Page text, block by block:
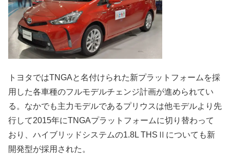
トヨタではTNGAと名付けられた新プラットフォームを採
用した各車種のフルモデルチェンジ計画が進められてい
る。なかでも主力モデルであるプリウスは他モデルより先
行して2015年にTNGAプラットフォームに切り替わって
おり、ハイブリッドシステムの1.8L THSⅡについても新
開発型が採用された。